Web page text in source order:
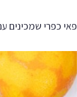
פאי כפרי שמכינים